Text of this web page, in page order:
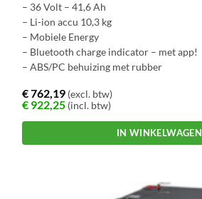
– 36 Volt – 41,6 Ah
– Li-ion accu 10,3 kg
– Mobiele Energy
– Bluetooth charge indicator – met app!
– ABS/PC behuizing met rubber
€762,19 (excl. btw)
€ 922,25 (incl. btw)
IN WINKELWAGEN